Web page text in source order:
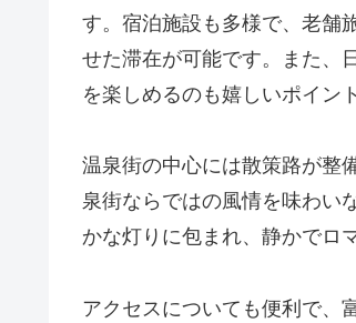
す。宿泊施設も多様で、老舗
せた滞在が可能です。また、
を楽しめるのも嬉しいポイン
温泉街の中心には散策路が整
泉街ならではの風情を味わい
かな灯りに包まれ、静かでロ
アクセスについても便利で、